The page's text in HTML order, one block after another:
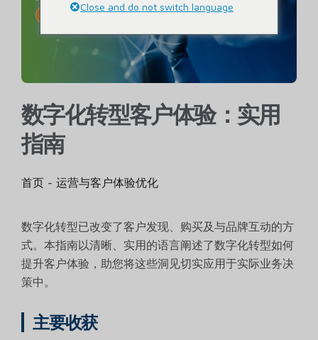
数字化转型客户体验：实用
指南
首页 - 运营与客户体验优化
数字化转型已改变了客户发现、购买及与品牌互动的方
式。本指南以清晰、实用的语言阐述了数字化转型如何
提升客户体验，助您将这些洞见切实应用于实际业务决
策中。
主要收获
Close and do not switch language